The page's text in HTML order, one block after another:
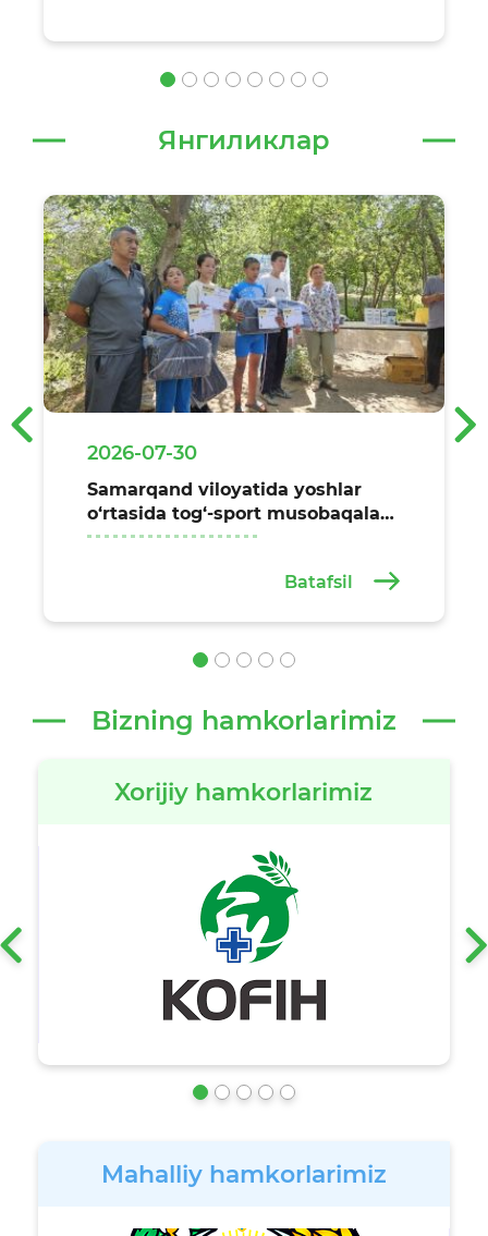
оширилди.
Янгиликлар
2026-07-30
Samarqand viloyatida yoshlar
o‘rtasida tog‘-sport musobaqalari
o‘tkazildi
Batafsil
‹ ›
Bizning hamkorlarimiz
Xorijiy hamkorlarimiz
‹ ›
Mahalliy hamkorlarimiz